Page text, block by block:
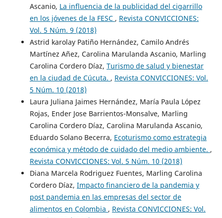
Ascanio, La influencia de la publicidad del cigarrillo
en los jóvenes de la FESC , Revista CONVICCIONES:
Vol. 5 Núm. 9 (2018)
Astrid karolay Patiño Hernández, Camilo Andrés
Martínez Añez, Carolina Marulanda Ascanio, Marling
Carolina Cordero Díaz, Turismo de salud y bienestar
en la ciudad de Cúcuta. , Revista CONVICCIONES: Vol.
5 Núm. 10 (2018)
Laura Juliana Jaimes Hernández, María Paula López
Rojas, Ender Jose Barrientos-Monsalve, Marling
Carolina Cordero Díaz, Carolina Marulanda Ascanio,
Eduardo Solano Becerra, Ecoturismo como estrategia
económica y método de cuidado del medio ambiente. ,
Revista CONVICCIONES: Vol. 5 Núm. 10 (2018)
Diana Marcela Rodriguez Fuentes, Marling Carolina
Cordero Díaz, Impacto financiero de la pandemia y
post pandemia en las empresas del sector de
alimentos en Colombia , Revista CONVICCIONES: Vol.